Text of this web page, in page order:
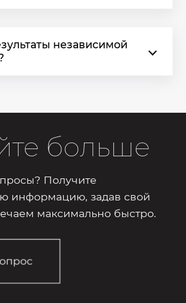
независимой
больше
Получите
информацию, задав свой
максимально быстро.